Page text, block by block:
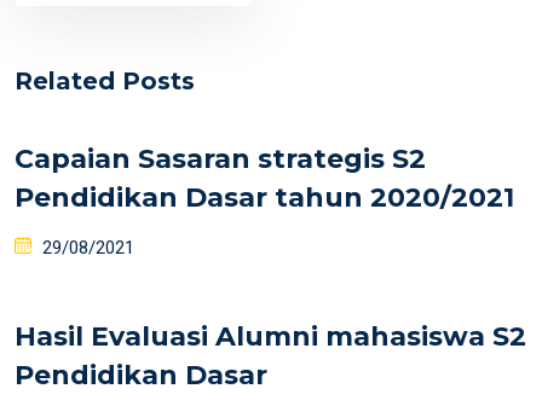
Related Posts
Capaian Sasaran strategis S2
Pendidikan Dasar tahun 2020/2021
29/08/2021
Hasil Evaluasi Alumni mahasiswa S2
Pendidikan Dasar